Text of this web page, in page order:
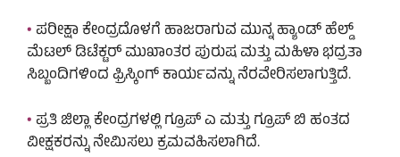
• ಪರೀಕ್ಷಾ ಕೇಂದ್ರದೊಳಗೆ ಹಾಜರಾಗುವ ಮುನ್ನ ಹ್ಯಾಂಡ್ ಹೆಲ್ಡ್‌
ಮೆಟಲ್ ಡಿಟೆಕ್ಟರ್ ಮುಖಾಂತರ ಪುರುಷ ಮತ್ತು ಮಹಿಳಾ ಭದ್ರತಾ
ಸಿಬ್ಬಂದಿಗಳಿಂದ ಫ್ರಿಸ್ಕಿಂಗ್ ಕಾರ್ಯವನ್ನು ನೆರವೇರಿಸಲಾಗುತ್ತಿದೆ.
• ಪ್ರತಿ ಜಿಲ್ಲಾ ಕೇಂದ್ರಗಳಲ್ಲಿ ಗ್ರೂಪ್‌ ಎ ಮತ್ತು ಗ್ರೂಪ್‌ ಬಿ ಹಂತದ
ವೀಕ್ಷಕರನ್ನು ನೇಮಿಸಲು ಕ್ರಮವಹಿಸಲಾಗಿದೆ.